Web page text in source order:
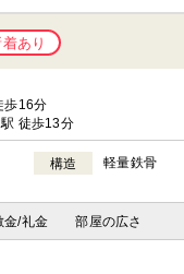
あり
歩16分
徒歩13分
構造 軽量鉄骨
金/礼金 部屋の広さ